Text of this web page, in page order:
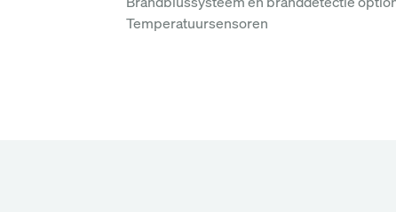
Temperatuursensoren